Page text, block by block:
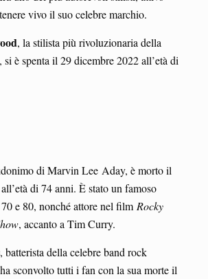
vivo il suo celebre marchio.
, la stilista più rivoluzionaria della
è spenta il 29 dicembre 2022 all’età di
di Marvin Lee Aday, è morto il
di 74 anni. È stato un famoso
e 80, nonché attore nel film Rocky
, accanto a Tim Curry.
, batterista della celebre band rock
sconvolto tutti i fan con la sua morte il